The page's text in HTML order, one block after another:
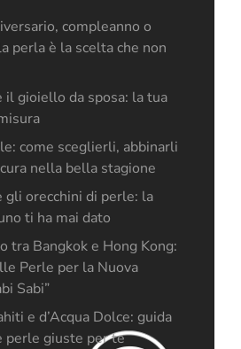
compleanno o
perla è la scelta che non
il gioiello da sposa: la tua
come sceglierli, abbinarli
nella bella stagione
gli orecchini di perle: la
ti ha mai dato
tra Bangkok e Hong Kong:
Perle per la Nuova
Sabi”
e d’Acqua Dolce: guida
perle giuste per te